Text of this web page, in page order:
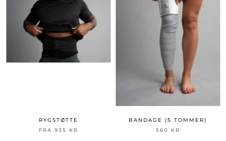
RYGSTØTTE
FRA 935 KR
BANDAGE (5 TOMMER)
560 KR